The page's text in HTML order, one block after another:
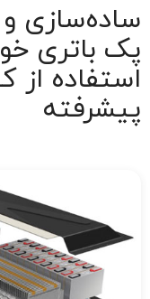
ساده‌سازی و
پک باتری
استفاده
پیشرفته